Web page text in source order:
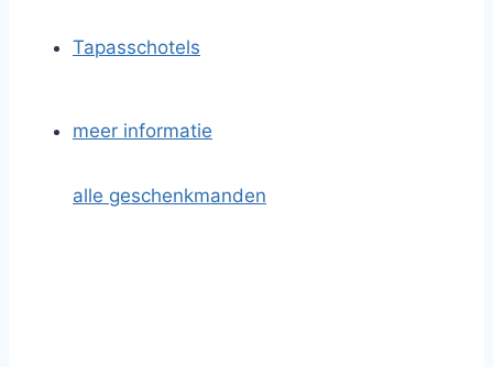
Tapasschotels
meer informatie
alle geschenkmanden